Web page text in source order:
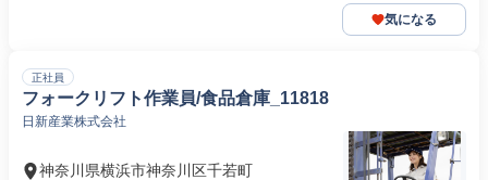
気になる
正社員
フォークリフト作業員/食品倉庫_11818
日新産業株式会社
神奈川県横浜市神奈川区千若町